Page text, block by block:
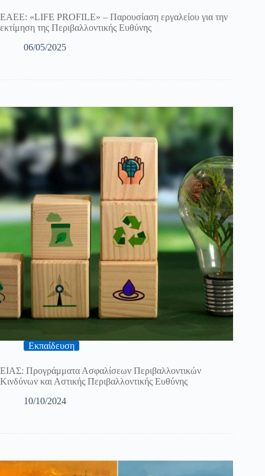
ΕΑΕΕ: «LIFE PROFILE» – Παρουσίαση εργαλείου για την
εκτίμηση της Περιβαλλοντικής Ευθύνης
06/05/2025
Εκπαίδευση
ΕΙΑΣ: Προγράμματα Ασφαλίσεων Περιβαλλοντικών
Κινδύνων και Αστικής Περιβαλλοντικής Ευθύνης
10/10/2024